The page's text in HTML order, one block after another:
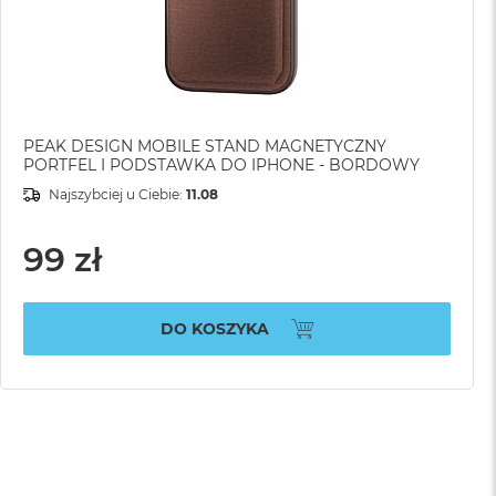
PEAK DESIGN MOBILE STAND MAGNETYCZNY
PORTFEL I PODSTAWKA DO IPHONE - BORDOWY
Najszybciej u Ciebie: 11.08
99 zł
DO KOSZYKA